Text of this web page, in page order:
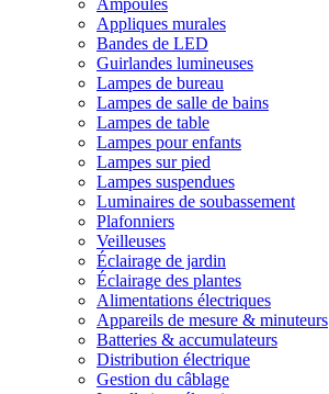
Ampoules
Appliques murales
Bandes de LED
Guirlandes lumineuses
Lampes de bureau
Lampes de salle de bains
Lampes de table
Lampes pour enfants
Lampes sur pied
Lampes suspendues
Luminaires de soubassement
Plafonniers
Veilleuses
Éclairage de jardin
Éclairage des plantes
Alimentations électriques
Appareils de mesure & minuteurs
Batteries & accumulateurs
Distribution électrique
Gestion du câblage